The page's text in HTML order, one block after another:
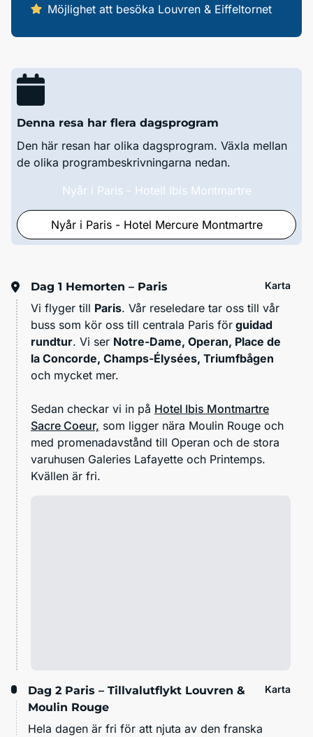
Möjlighet att besöka Louvren & Eiffeltornet
Denna resa har flera dagsprogram
Den här resan har olika dagsprogram. Växla mellan
de olika programbeskrivningarna nedan.
Nyår i Paris - Hotell Ibis Montmartre
Nyår i Paris - Hotel Mercure Montmartre
Dag 1 Hemorten – Paris Karta
Vi flyger till Paris. Vår reseledare tar oss till vår
buss som kör oss till centrala Paris för guidad
rundtur. Vi ser Notre-Dame, Operan, Place de
la Concorde, Champs-Élysées, Triumfbågen
och mycket mer.
Sedan checkar vi in på Hotel Ibis Montmartre
Sacre Coeur, som ligger nära Moulin Rouge och
med promenadavstånd till Operan och de stora
varuhusen Galeries Lafayette och Printemps.
Kvällen är fri.
Dag 2 Paris – Tillvalutflykt Louvren &
Moulin Rouge
Karta
Hela dagen är fri för att njuta av den franska